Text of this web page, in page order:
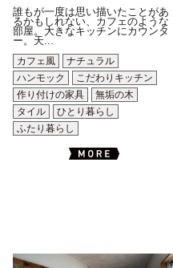
誰もが一度は思い描いたことがあ
るかもしれない、カフェのような
部屋。大きなキッチンにカウンタ
ー。天...
カフェ風
ナチュラル
ハンモック
こだわりキッチン
作り付けの家具
無垢の木
タイル
ひとり暮らし
ふたり暮らし